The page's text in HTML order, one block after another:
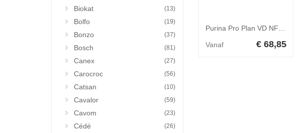
Biokat (13)
Bolfo (19)
Bonzo (37)
Bosch (81)
Canex (27)
Carocroc (56)
Catsan (10)
Cavalor (59)
Cavom (23)
Cédé (26)
Vanaf € 68,85